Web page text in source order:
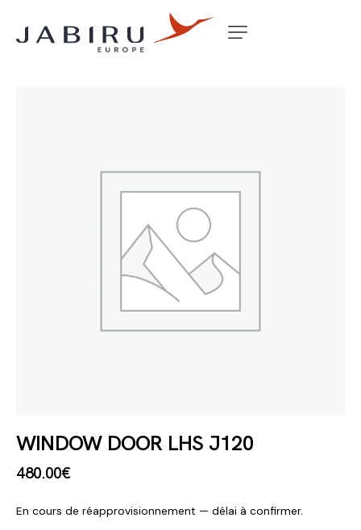
Accueil Non classé
WINDOW DOOR LHS J120
480.00€
En cours de réapprovisionnement — délai à confirmer.